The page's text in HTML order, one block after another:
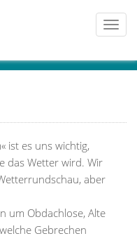
ist es uns wichtig,
das Wetter wird. Wir
aber
um Obdachlose, Alte
Gebrechen